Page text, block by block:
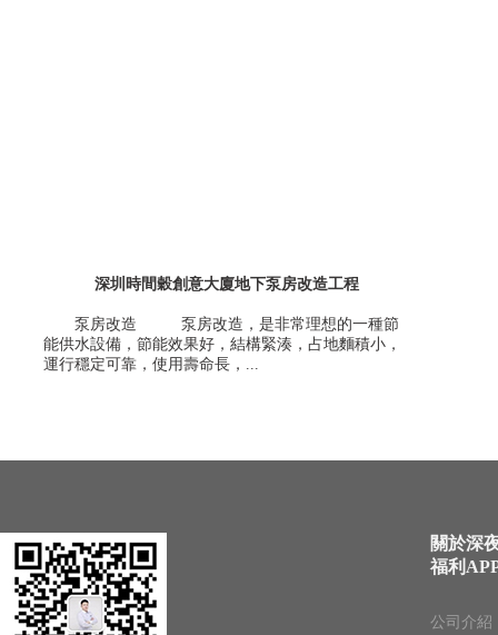
深圳時間穀創意大廈地下泵房改造工程
泵房改造 泵房改造，是非常理想的一種節
能供水設備，節能效果好，結構緊湊，占地麵積小，
運行穩定可靠，使用壽命長，...
關於深
福利
公司介紹